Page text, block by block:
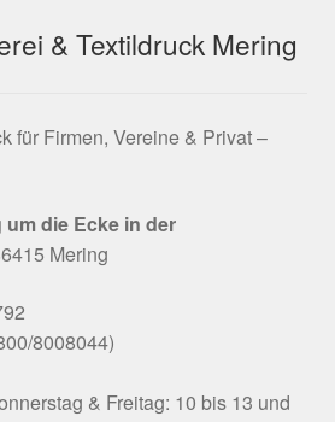
& Textildruck Mering
für Firmen, Vereine & Privat –
um die Ecke in der
Mering
8008044)
& Freitag: 10 bis 13 und